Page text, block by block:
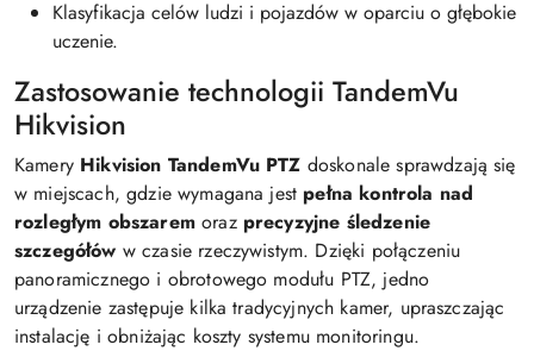
Klasyfikacja celów ludzi i pojazdów w oparciu o głębokie
uczenie.
Zastosowanie technologii TandemVu
Hikvision
Kamery Hikvision TandemVu PTZ doskonale sprawdzają się
w miejscach, gdzie wymagana jest pełna kontrola nad
rozległym obszaremoraz precyzyjne śledzenie
szczegółów w czasie rzeczywistym. Dzięki połączeniu
panoramicznego i obrotowego modułu PTZ, jedno
urządzenie zastępuje kilka tradycyjnych kamer, upraszczając
instalację i obniżając koszty systemu monitoringu.